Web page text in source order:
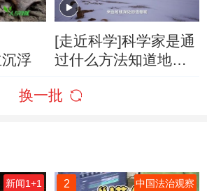
浮
[走近科学]科学家是通
过什么方法知道地球
换一批
新闻1+1 2 中国法治观察